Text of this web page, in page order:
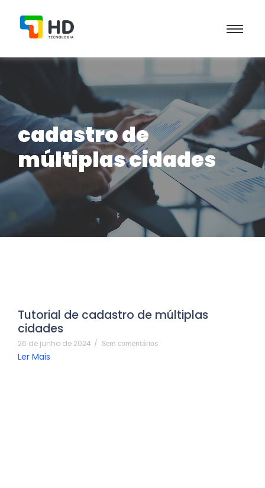
cadastro de
múltiplas cidades
Tutorial de cadastro de múltiplas
cidades
26 de junho de 2024 / Sem comentários
Ler Mais